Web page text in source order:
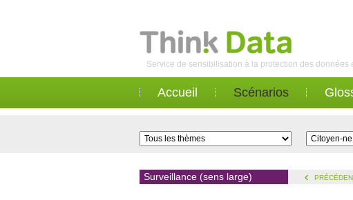
Service de sensibilisation à la protection des données
Accueil Scénarios
Surveillance (sens large)